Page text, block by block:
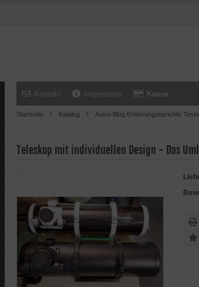
Kontakt Impressum Kasse
Startseite Katalog Astro-Blog Erfahrungsberichte
Teleskop mit individuellen Design - Das